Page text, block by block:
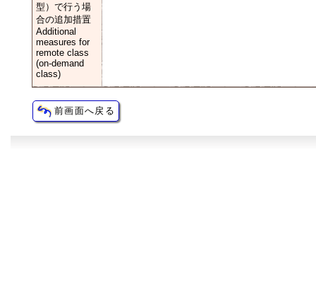
型）で行う場
合の追加措置
Additional
measures for
remote class
(on-demand
class)